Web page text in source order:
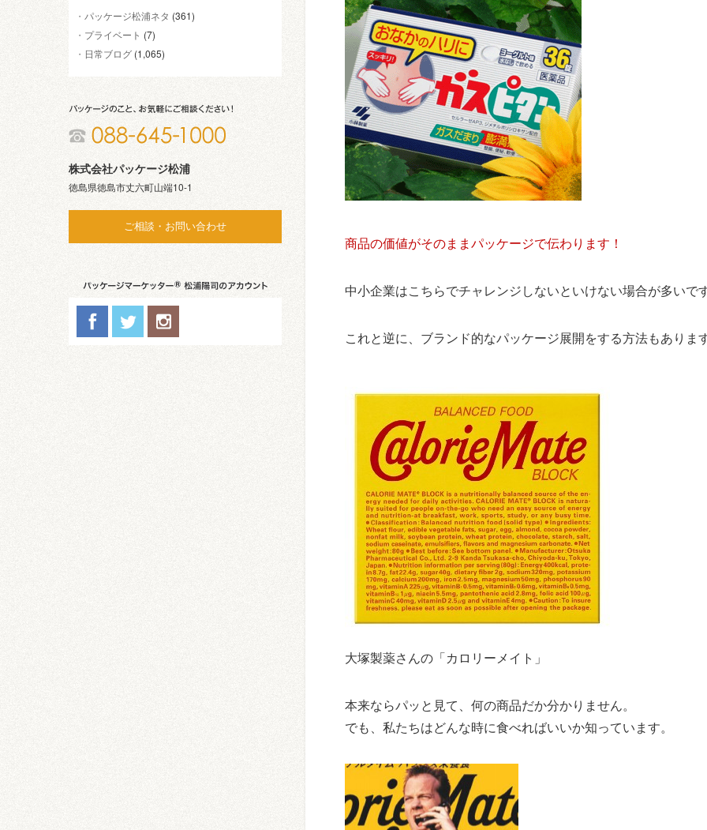
パッケージ松浦ネタ (361)
プライベート (7)
日常ブログ (1,065)
株式会社パッケージ松浦
徳島県徳島市丈六町山端10-1
ご相談・お問い合わせ
商品の価値がそのままパッケージで伝わります！
中小企業はこちらでチャレンジしないといけない場合が多いで
これと逆に、ブランド的なパッケージ展開をする方法もありま
大塚製薬さんの「カロリーメイト」
本来ならパッと見て、何の商品だか分かりません。
でも、私たちはどんな時に食べればいいか知っています。